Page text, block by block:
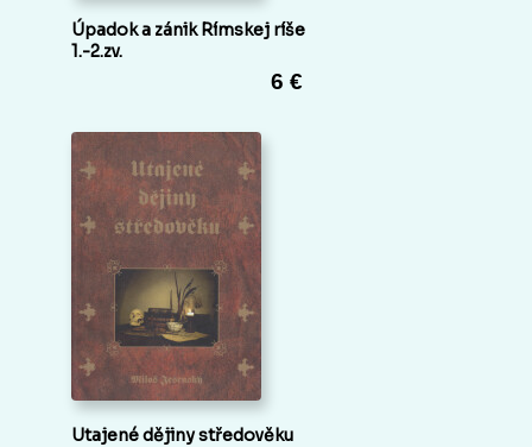
Úpadok a zánik Rímskej ríše
1.-2.zv.
6 €
Utajené dějiny středověku